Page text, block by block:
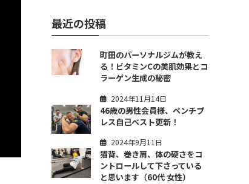
最近の投稿
町田のパーソナルジムが教え
る！ビタミンCの美肌効果とコ
ラーゲン生成の秘密
2024年11月14日
46歳の男性会員様、ベンチプ
レス自己ベスト更新！
2024年9月11日
猫背、巻き肩、体の硬さをコ
ントロールして下さっている
と思います（60代 女性）